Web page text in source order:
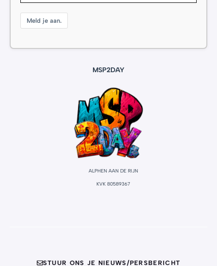
Meld je aan.
MSP2DAY
ALPHEN AAN DE RIJN
KVK 80589367
STUUR ONS JE NIEUWS/PERSBERICHT